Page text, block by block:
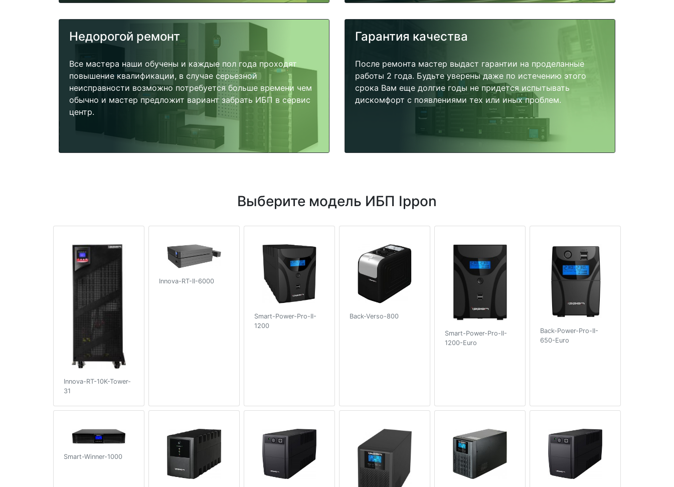
Недорогой ремонт
Все мастера наши обучены и каждые пол года проходят
повышение квалификации, в случае серьезной
неисправности возможно потребуется больше времени чем
обычно и мастер предложит вариант забрать ИБП в сервис
центр.
Гарантия качества
После ремонта мастер выдаст гарантии на проделанные
работы 2 года. Будьте уверены даже по истечению этого
срока Вам еще долгие годы не придется испытывать
дискомфорт с появлениями тех или иных проблем.
Выберите модель ИБП Ippon
Innova-RT-10K-Tower-
31
Innova-RT-II-6000
Smart-Power-Pro-II-
1200
Back-Verso-800
Smart-Power-Pro-II-
1200-Euro
Back-Power-Pro-II-
650-Euro
Smart-Winner-1000